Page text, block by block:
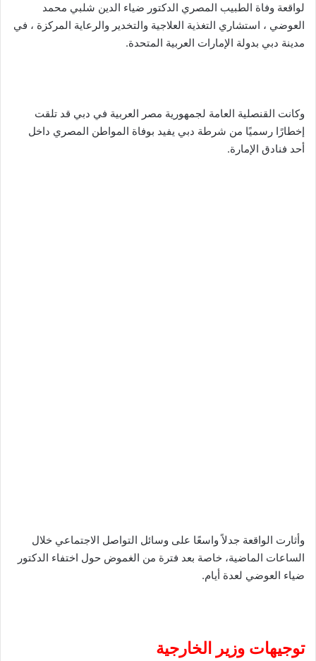
لواقعة وفاة الطبيب المصري الدكتور ضياء الدين شلبي محمد
العوضي ، استشاري التغذية العلاجية والتخدير والرعاية المركزة ، في
مدينة دبي بدولة الإمارات العربية المتحدة.
وكانت القنصلية العامة لجمهورية مصر العربية في دبي قد تلقت
إخطارًا رسميًا من شرطة دبي يفيد بوفاة المواطن المصري داخل
أحد فنادق الإمارة.
وأثارت الواقعة جدلاً واسعًا على وسائل التواصل الاجتماعي خلال
الساعات الماضية، خاصة بعد فترة من الغموض حول اختفاء الدكتور
ضياء العوضي لعدة أيام.
توجيهات وزير الخارجية